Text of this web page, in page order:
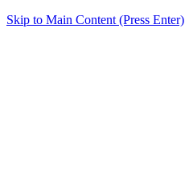
Skip to Main Content (Press Enter)